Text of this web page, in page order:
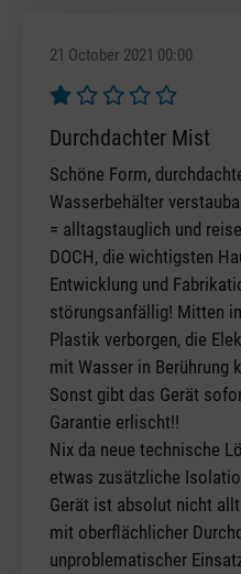
21 October 2021 00:00
Review with rating of 1
Durchdachter Mist
Schöne Form,
Wasserbehälter
= alltagstauglich und
DOCH, die wichtigsten
Entwicklung und
störungsanfällig! Mitten
Plastik verborgen, die
mit Wasser in Berührung
Sonst gibt das Gerät
Garantie erlischt!!
Nix da neue technische
etwas zusätzliche
Gerät ist absolut nicht
mit oberflächlicher
unproblematischer